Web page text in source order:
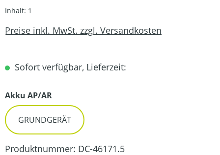
Inhalt: 1
Preise inkl. MwSt. zzgl. Versandkosten
Sofort verfügbar, Lieferzeit:
Akku AP/AR
GRUNDGERÄT
Produktnummer: DC-46171.5